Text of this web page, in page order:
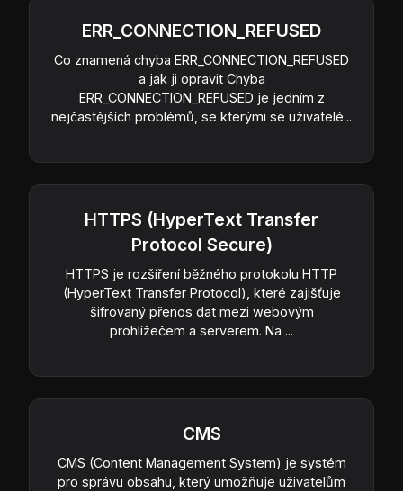
ERR_CONNECTION_REFUSED
Co znamená chyba ERR_CONNECTION_REFUSED
a jak ji opravit Chyba
ERR_CONNECTION_REFUSED je jedním z
nejčastějších problémů, se kterými se uživatelé...
HTTPS (HyperText Transfer
Protocol Secure)
HTTPS je rozšíření běžného protokolu HTTP
(HyperText Transfer Protocol), které zajišťuje
šifrovaný přenos dat mezi webovým
prohlížečem a serverem. Na ...
CMS
CMS (Content Management System) je systém
pro správu obsahu, který umožňuje uživatelům